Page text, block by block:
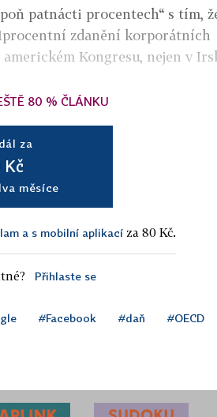
patnácti procentech“ s tím,
zdanění korporátních
Kongresu, nejen v
80 % ČLÁNKU
za
Kč
měsíce
a s mobilní aplikací za 80 Kč.
Přihlaste se
#Facebook #daň #OECD